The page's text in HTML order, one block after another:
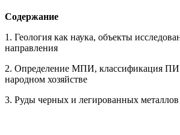
Содержание
1. Геология как наука, объекты
направления
2. Определение МПИ, классификация
народном хозяйстве
3. Руды черных и легированных металлов